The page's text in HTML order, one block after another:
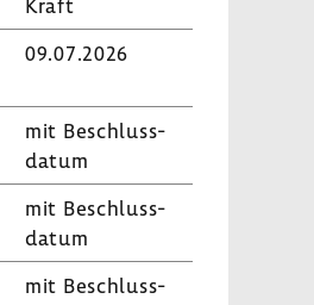
Kraft
09.07.2026
mit Beschluss­
datum
mit Beschluss­
datum
mit Beschluss­